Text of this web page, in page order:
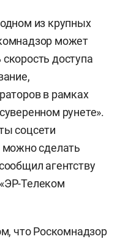
из крупных
может
доступа
в рамках
рунете».
соцсети
можно сделать
агентству
Телеком
что Роскомнадзор